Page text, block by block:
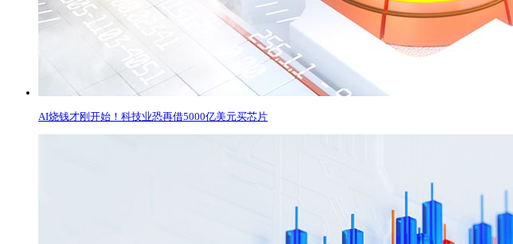
AI烧钱才刚开始！科技业恐再借5000亿美元买芯片